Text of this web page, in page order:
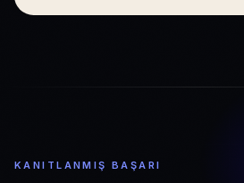
KANITLANMIŞ BAŞARI